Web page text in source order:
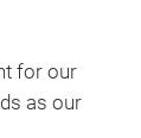
for our
as our